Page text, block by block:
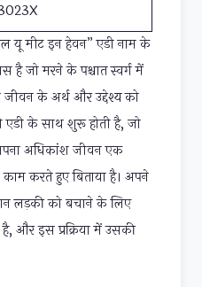
यू मीट इन हेवन” एडी नाम के
है जो मरने के पश्चात स्वर्ग में
के अर्थ और उद्देश्य को
के साथ शुरू होती है, जो
अधिकांश जीवन एक
करते हुए बिताया है। अपने
लड़की को बचाने के लिए
और इस प्रक्रिया में उसकी